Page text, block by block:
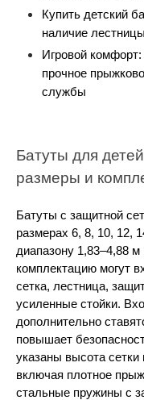
Купить детский
наличие
Игровой
прочное
службы
Батуты для
размеры и
Батуты с защитной
размерах 6, 8, 10, 12,
диапазону 1,83–4,88
комплектацию могут
сетка, лестница,
усиленные стойки.
дополнительно
повышает
указаны высота сетки
включая плотное
стальные пружины с